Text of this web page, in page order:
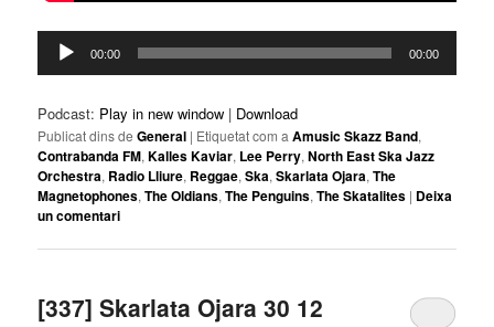
Reproductor
d'àudio
00:00 00:00
Podcast: Play in new window | Download
Publicat dins de General | Etiquetat com a Amusic Skazz Band,
Contrabanda FM,Kalles Kaviar, Lee Perry,North East Ska Jazz
Orchestra, Radio Lliure, Reggae,Ska,Skarlata Ojara,The
Magnetophones,The Oldians,The Penguins,The Skatalites | Deixa
un comentari
[337] Skarlata Ojara 30 12